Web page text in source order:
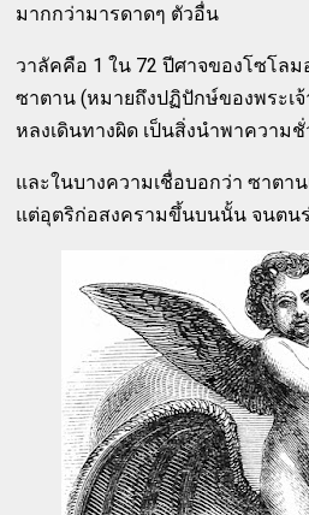
มากกว่ามารดาดๆ ตัวอื่น
วาลัคคือ 1 ใน 72 ปีศาจของโซโล
ซาตาน (หมายถึงปฏิปักษ์ของพระเ
หลงเดินทางผิด เป็นสิ่งนำพาความชั่
และในบางความเชื่อบอกว่า ซาตา
แต่อุตริก่อสงครามขึ้นบนนั้น จนตน